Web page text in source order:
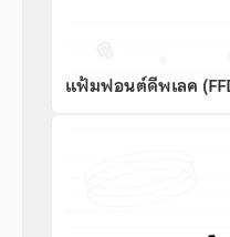
แฟ้มฟอนต์ดีพเลค